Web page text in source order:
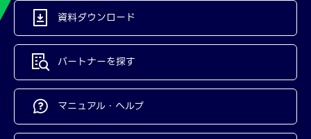
資料ダウンロード
パートナーを探す
マニュアル・ヘルプ